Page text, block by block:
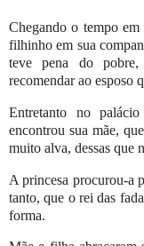
Chegando o tempo
filhinho em sua
teve pena do
recomendar ao esposo
Entretanto no
encontrou sua mãe,
muito alva, dessas que
A princesa procurou-a
tanto, que o rei das
forma.